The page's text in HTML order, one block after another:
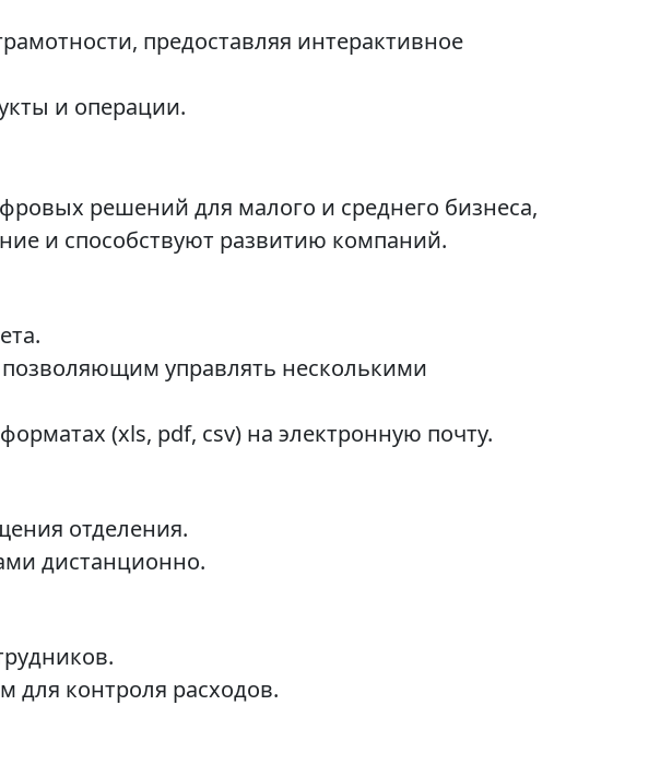
предоставляя интерактивное
и операции.
решений для малого и среднего бизнеса,
и способствуют развитию компаний.
управлять несколькими
(xls, pdf, csv) на электронную почту.
отделения.
дистанционно.
контроля расходов.